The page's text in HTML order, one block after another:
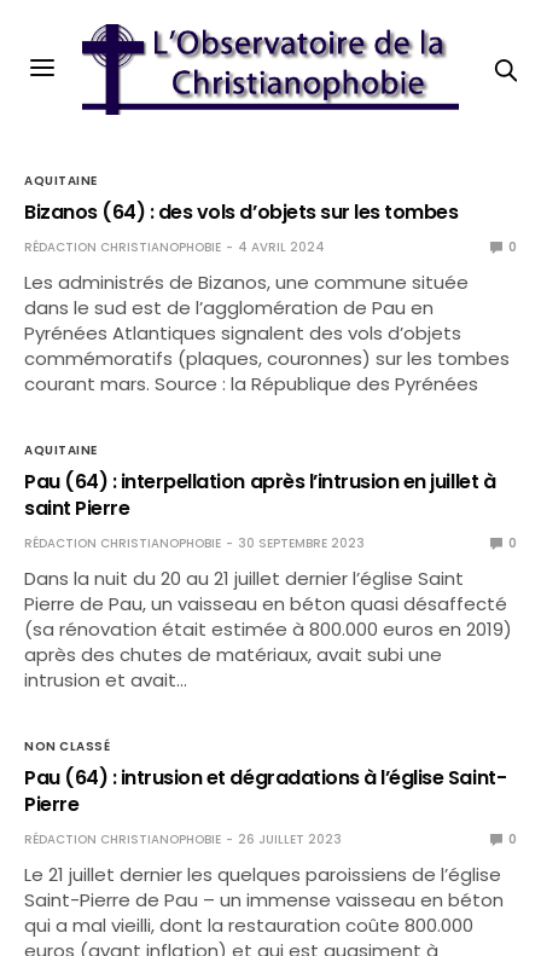
AQUITAINE
Bizanos (64) : des vols d’objets sur les tombes
RÉDACTION CHRISTIANOPHOBIE 4 AVRIL 2024 0
Les administrés de Bizanos, une commune située
dans le sud est de l’agglomération de Pau en
Pyrénées Atlantiques signalent des vols d’objets
commémoratifs (plaques, couronnes) sur les tombes
courant mars. Source : la République des Pyrénées
AQUITAINE
Pau (64) : interpellation après l’intrusion en juillet à
saint Pierre
RÉDACTION CHRISTIANOPHOBIE 30 SEPTEMBRE 2023 0
Dans la nuit du 20 au 21 juillet dernier l’église Saint
Pierre de Pau, un vaisseau en béton quasi désaffecté
(sa rénovation était estimée à 800.000 euros en 2019)
après des chutes de matériaux, avait subi une
intrusion et avait…
NON CLASSÉ
Pau (64) : intrusion et dégradations à l’église Saint-
Pierre
RÉDACTION CHRISTIANOPHOBIE 26 JUILLET 2023 0
Le 21 juillet dernier les quelques paroissiens de l’église
Saint-Pierre de Pau – un immense vaisseau en béton
qui a mal vieilli, dont la restauration coûte 800.000
euros (avant inflation) et qui est quasiment à